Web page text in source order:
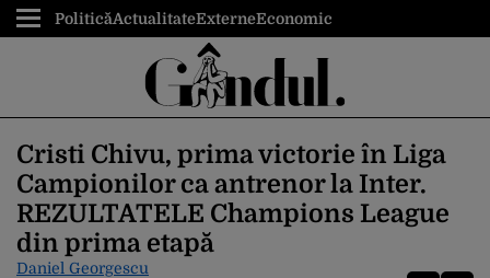
PoliticăActualitateExterneEconomic
Cristi Chivu, prima victorie în Liga
Campionilor ca antrenor la Inter.
REZULTATELE Champions League
din prima etapă
Daniel Georgescu